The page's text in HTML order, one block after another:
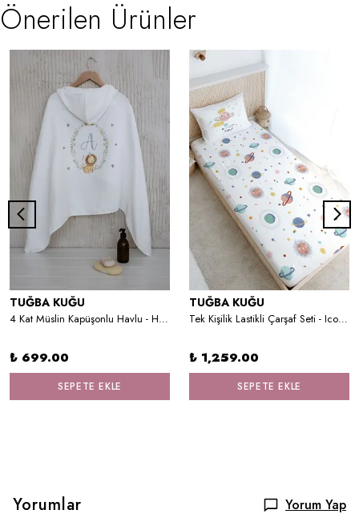
Önerilen Ürünler
TUĞBA KUĞU
4 Kat Müslin Kapüşonlu Havlu - Harf Serisi - Little Lion
₺ 699.00
SEPETE EKLE
TUĞBA KUĞU
Tek Kişilik Lastikli Çarşaf Seti - Iconic Serisi - Şirin Pembe Dünya
₺ 1,259.00
SEPETE EKLE
Yorumlar Yorum Yap